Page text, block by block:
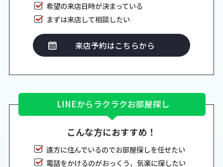
希望の来店日時が決まっている
まずは来店して相談したい
来店予約はこちらから
LINEからラクラクお部屋探し
こんな方におすすめ！
遠方に住んでいるのでお部屋探しを任せたい
電話をかけるのがおっくう、気楽に探したい